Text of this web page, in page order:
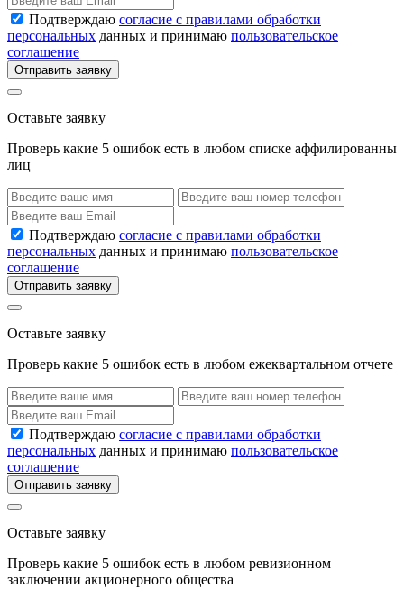
Подтверждаю согласие с правилами обработки
персональных данных и принимаю пользовательское
соглашение
Отправить заявку
Оставьте заявку
Проверь какие 5 ошибок есть в любом списке аффилированны
лиц
Подтверждаю согласие с правилами обработки
персональных данных и принимаю пользовательское
соглашение
Отправить заявку
Оставьте заявку
Проверь какие 5 ошибок есть в любом ежеквартальном отчете
Подтверждаю согласие с правилами обработки
персональных данных и принимаю пользовательское
соглашение
Отправить заявку
Оставьте заявку
Проверь какие 5 ошибок есть в любом ревизионном
заключении акционерного общества